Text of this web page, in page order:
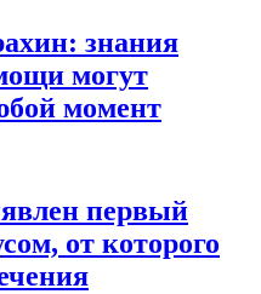
знания
могут
момент
первый
от которого